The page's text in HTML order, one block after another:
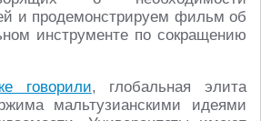
и продемонстрируем фильм об
инструменте по сокращению
говорили, глобальная элита
мальтузианскими идеями